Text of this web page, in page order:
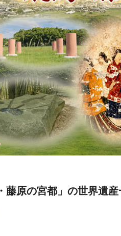
藤原の宮都」の世界遺
良